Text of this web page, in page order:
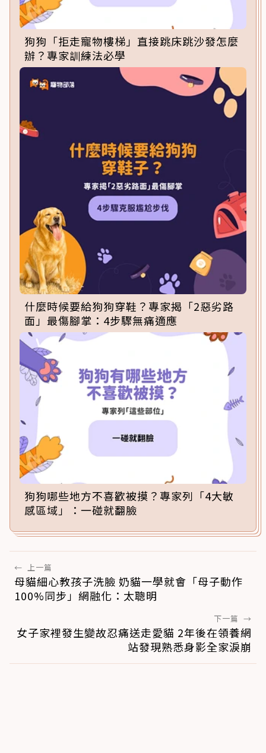
狗狗「拒走寵物樓梯」直接跳床跳沙發怎麼
辦？專家訓練法必學
什麼時候要給狗狗穿鞋？專家揭「2惡劣路
面」最傷腳掌：4步驟無痛適應
狗狗哪些地方不喜歡被摸？專家列「4大敏
感區域」：一碰就翻臉
← 上一篇
母貓細心教孩子洗臉 奶貓一學就會「母子動作
100%同步」網融化：太聰明
下一篇 →
女子家裡發生變故忍痛送走愛貓 2年後在領養網
站發現熟悉身影全家淚崩